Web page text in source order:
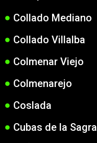
Collado Mediano
Collado Villalba
Colmenar Viejo
Colmenarejo
Coslada
Cubas de la Sagra